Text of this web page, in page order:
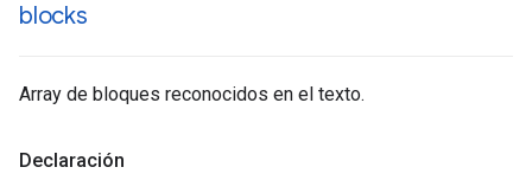
blocks
Array de bloques reconocidos en el texto.
Declaración